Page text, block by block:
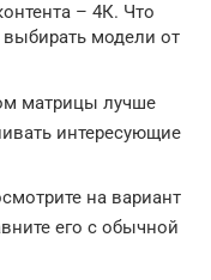
– 4К. Что
выбирать модели от
матрицы лучше
интересующие
на вариант
его с обычной